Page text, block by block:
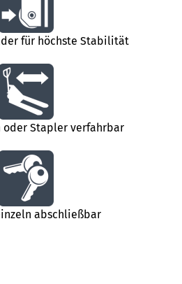
für höchste Stabilität
oder Stapler verfahrbar
abschließbar